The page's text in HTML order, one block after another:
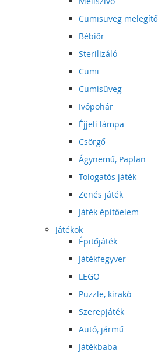
Cumisüveg melegítő
Bébiőr
Sterilizáló
Cumi
Cumisüveg
Ivópohár
Éjjeli lámpa
Csörgő
Ágynemű, Paplan
Tologatós játék
Zenés játék
Játék építőelem
Játékok
Épitőjáték
Játékfegyver
LEGO
Puzzle, kirakó
Szerepjáték
Autó, jármű
Játékbaba